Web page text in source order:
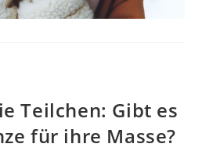
Teilchen: Gibt es
für ihre Masse?